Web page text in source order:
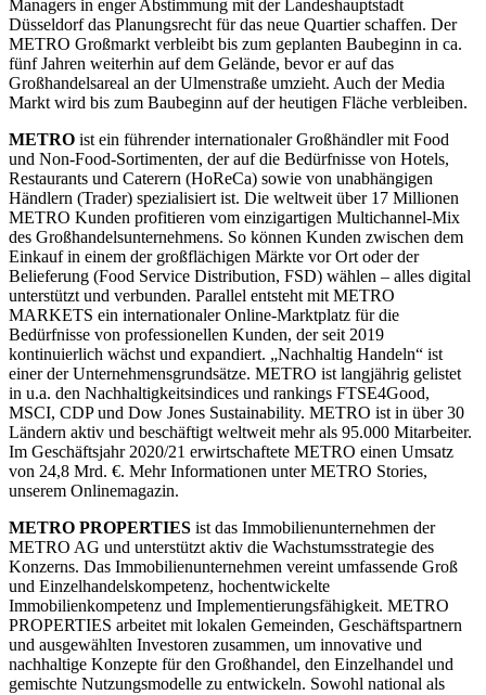
Managers in enger Abstimmung mit der Landeshauptstadt
Düsseldorf das Planungsrecht für das neue Quartier schaffen. Der
METRO Großmarkt verbleibt bis zum geplanten Baubeginn in ca.
fünf Jahren weiterhin auf dem Gelände, bevor er auf das
Großhandelsareal an der Ulmenstraße umzieht. Auch der Media
Markt wird bis zum Baubeginn auf der heutigen Fläche verbleiben.
METRO ist ein führender internationaler Großhändler mit Food
und Non-Food-Sortimenten, der auf die Bedürfnisse von Hotels,
Restaurants und Caterern (HoReCa) sowie von unabhängigen
Händlern (Trader) spezialisiert ist. Die weltweit über 17 Millionen
METRO Kunden profitieren vom einzigartigen Multichannel-Mix
des Großhandelsunternehmens. So können Kunden zwischen dem
Einkauf in einem der großflächigen Märkte vor Ort oder der
Belieferung (Food Service Distribution, FSD) wählen – alles digital
unterstützt und verbunden. Parallel entsteht mit METRO
MARKETS ein internationaler Online-Marktplatz für die
Bedürfnisse von professionellen Kunden, der seit 2019
kontinuierlich wächst und expandiert. „Nachhaltig Handeln“ ist
einer der Unternehmensgrundsätze. METRO ist langjährig gelistet
in u.a. den Nachhaltigkeitsindices und rankings FTSE4Good,
MSCI, CDP und Dow Jones Sustainability. METRO ist in über 30
Ländern aktiv und beschäftigt weltweit mehr als 95.000 Mitarbeiter.
Im Geschäftsjahr 2020/21 erwirtschaftete METRO einen Umsatz
von 24,8 Mrd. €. Mehr Informationen unter METRO Stories,
unserem Onlinemagazin.
METRO PROPERTIES ist das Immobilienunternehmen der
METRO AG und unterstützt aktiv die Wachstumsstrategie des
Konzerns. Das Immobilienunternehmen vereint umfassende Groß
und Einzelhandelskompetenz, hochentwickelte
Immobilienkompetenz und Implementierungsfähigkeit. METRO
PROPERTIES arbeitet mit lokalen Gemeinden, Geschäftspartnern
und ausgewählten Investoren zusammen, um innovative und
nachhaltige Konzepte für den Großhandel, den Einzelhandel und
gemischte Nutzungsmodelle zu entwickeln. Sowohl national als